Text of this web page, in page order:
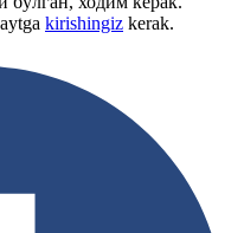
kirishingiz kerak.